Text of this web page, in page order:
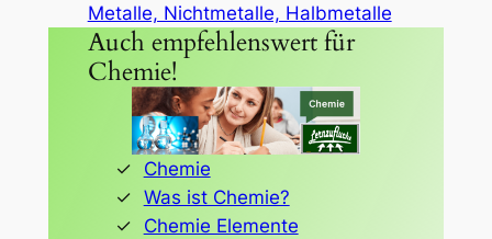
Metalle, Nichtmetalle, Halbmetalle
Auch empfehlenswert für
Chemie!
Chemie
Was ist Chemie?
Chemie Elemente